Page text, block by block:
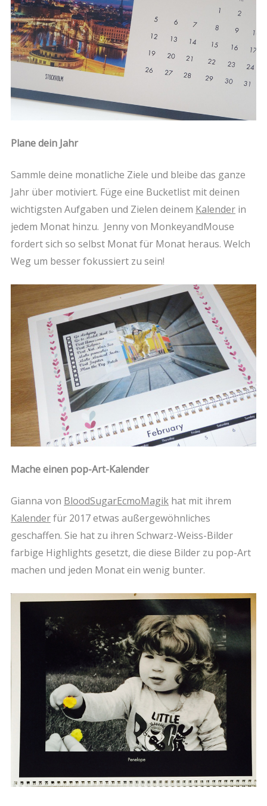
Plane dein Jahr
Sammle deine monatliche Ziele und bleibe das ganze
Jahr über motiviert. Füge eine Bucketlist mit deinen
wichtigsten Aufgaben und Zielen deinem Kalender in
jedem Monat hinzu. Jenny von MonkeyandMouse
fordert sich so selbst Monat für Monat heraus. Welch
Weg um besser fokussiert zu sein!
Mache einen pop-Art-Kalender
Gianna von BloodSugarEcmoMagik hat mit ihrem
Kalenderfür 2017 etwas außergewöhnliches
geschaffen. Sie hat zu ihren Schwarz-Weiss-Bilder
farbige Highlights gesetzt, die diese Bilder zu pop-Art
machen und jeden Monat ein wenig bunter.